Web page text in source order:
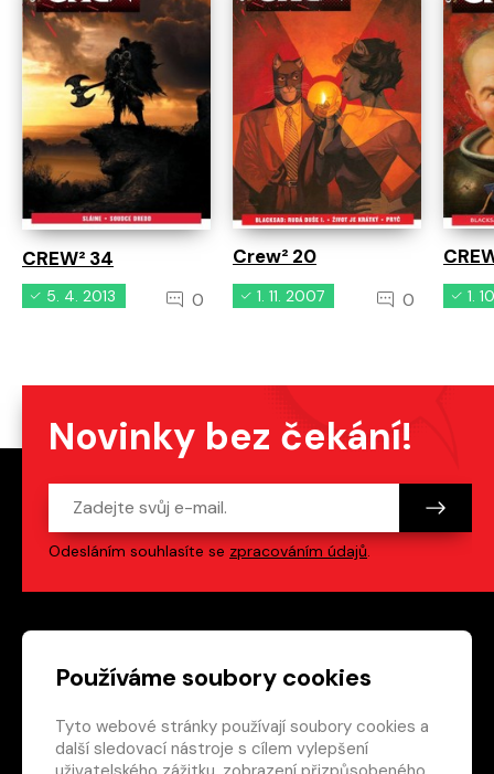
Používáme soubory cookies
Tyto webové stránky používají soubory cookies a
další sledovací nástroje s cílem vylepšení
CREW² 34
5. 4. 2013 0
Crew² 20
1. 11. 2007 0 1.
Novinky bez čekání!
Odesláním souhlasíte se zpracováním údajů
Patička webu Odkazy na sociální
Vedlejší navigace
redakce@crew.cz